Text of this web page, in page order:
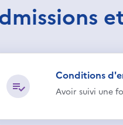
Conditions
Avoir suivi une